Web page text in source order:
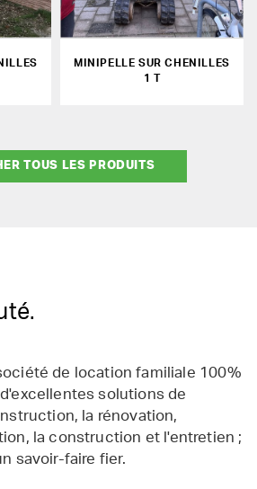
MINIPELLE SUR CHENILLES
1 T
TOUS LES PRODUITS
de location familiale 100%
solutions de
la rénovation,
la construction et l'entretien ;
savoir-faire fier.